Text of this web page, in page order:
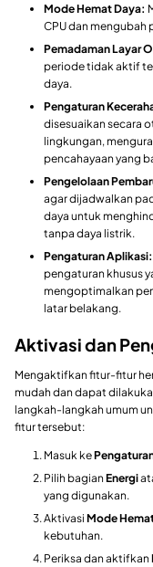
Mode Hemat Daya:
CPU dan
Pemadaman Layar
periode tidak aktif
daya.
Pengaturan
disesuaikan secara
lingkungan,
pencahayaan yang
Pengelolaan
agar dijadwalkan
daya untuk
tanpa daya listrik.
Pengaturan Aplikasi:
pengaturan khusus
mengoptimalkan
latar belakang.
Aktivasi dan
Mengaktifkan fitur-fitur
mudah dan dapat
langkah-langkah umum
fitur tersebut:
Masuk ke
Pilih bagian Energi
yang digunakan.
Aktivasi Mode
kebutuhan.
Periksa dan aktifkan